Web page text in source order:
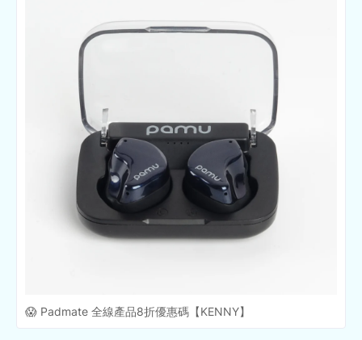
😱 Padmate 全線產品8折優惠碼【KENNY】